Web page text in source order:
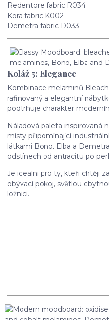
Redentore fabric R034
Kora fabric K002
Demetra fabric D033
Koláž 5: Elegance
Kombinace melaminů
rafinovaný a elegantní
podtrhuje charakter
Náladová paleta inspirovaná
místy připomínající
látkami Bono, Elba a
odstínech od antracitu po
Je ideální pro ty, kteří chtějí
obývací pokoj, světlou
ložnici.